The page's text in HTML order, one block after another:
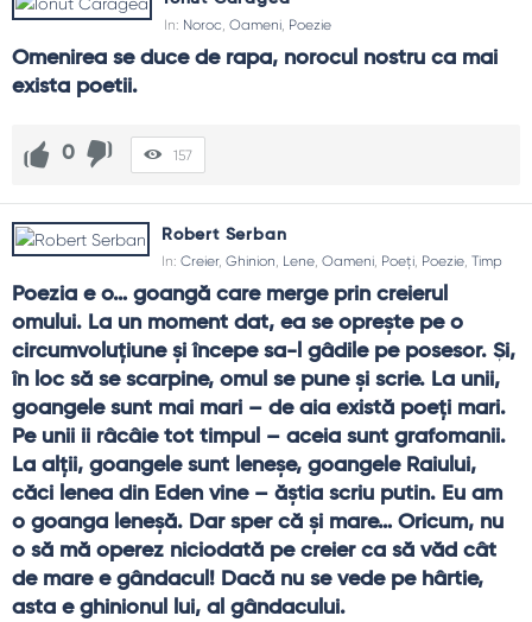
nuanța. Elevii învață să nuanțeze.
Cum depășesc teama de ridicol?
Citește simplu, fără teatralitate. Alege texte care îți
efectul.
Stai cu imaginea centrală, caută emoția dominantă și
revino mai târziu. Nu totul cere explicație completă; uneori e
de ajuns să te atingă.
In: Noroc, Oameni, Poezie
Omenirea se duce de rapa, norocul nostru ca mai
exista poetii.
0 157
Robert Serban
In: Creier, Ghinion, Lene, Oameni, Poeți, Poezie, Timp
Poezia e o… goangă care merge prin creierul
omului. La un moment dat, ea se oprește pe o
circumvoluțiune și începe sa-l gâdile pe posesor. Și,
în loc să se scarpine, omul se pune și scrie. La unii,
goangele sunt mai mari – de aia există poeți mari.
Pe unii ii râcâie tot timpul – aceia sunt grafomanii.
La alții, goangele sunt leneșe, goangele Raiului,
căci lenea din Eden vine – ăștia scriu putin. Eu am
o goanga leneșă. Dar sper că și mare… Oricum, nu
o să mă operez niciodată pe creier ca să văd cât
de mare e gândacul! Dacă nu se vede pe hârtie,
asta e ghinionul lui, al gândacului.